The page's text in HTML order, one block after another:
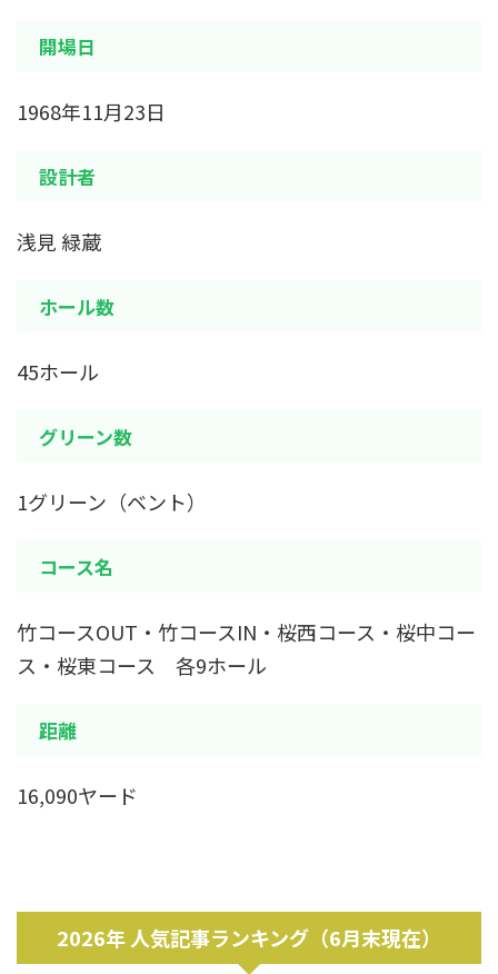
開場日
1968年11月23日
設計者
浅見 緑蔵
ホール数
45ホール
グリーン数
1グリーン（ベント）
コース名
竹コースOUT・竹コースIN・桜西コース・桜中コー
ス・桜東コース 各9ホール
距離
16,090ヤード
2026年 人気記事ランキング（6月末現在）